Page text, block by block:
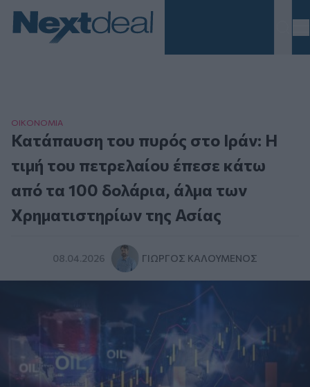
ΟΙΚΟΝΟΜΙΑ
Κατάπαυση του πυρός στο Ιράν: Η
τιμή του πετρελαίου έπεσε κάτω
από τα 100 δολάρια, άλμα των
Χρηματιστηρίων της Ασίας
08.04.2026 ΓΙΏΡΓΟΣ ΚΑΛΟΎΜΕΝΟΣ